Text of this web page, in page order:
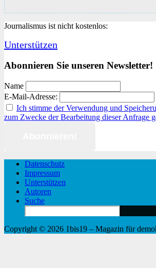
Journalismus ist nicht kostenlos:
Unterstützen
Abonnieren Sie unseren Newsletter!
Name
E-Mail-Adresse:
Ich stimme der Verwendung und
zum Zwecke der Bearbeitung dieser Anfrage
Datenschutz
Impressum
Unterstützen
Autoren
Suche
Search
for:
Copyright © 2026 1bis19 – Magazin für